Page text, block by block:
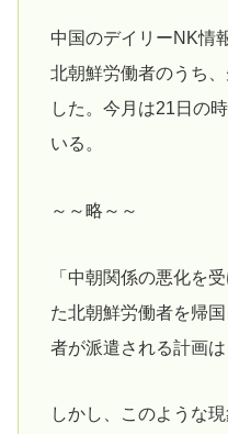
中国のデイリーNK情
北朝鮮労働者のうち
した。今月は21日の
いる。
～～略～～
「中朝関係の悪化を
た北朝鮮労働者を帰
者が派遣される計画
しかし、このような